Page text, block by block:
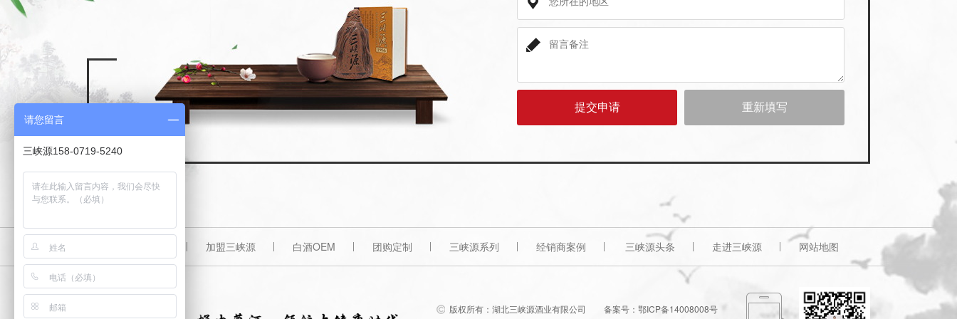
加盟三峡源 白酒OEM 团购定制 三峡源系列 经销商案例 三峡源头条 走进三峡源 网站地图
版权所有：湖北三峡源酒业有限公司 备案号：鄂ICP备14008008号
请您留言
三峡源158-0719-5240